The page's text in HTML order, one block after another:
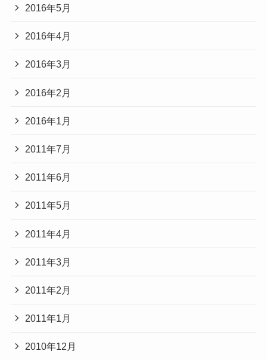
2016年5月
2016年4月
2016年3月
2016年2月
2016年1月
2011年7月
2011年6月
2011年5月
2011年4月
2011年3月
2011年2月
2011年1月
2010年12月